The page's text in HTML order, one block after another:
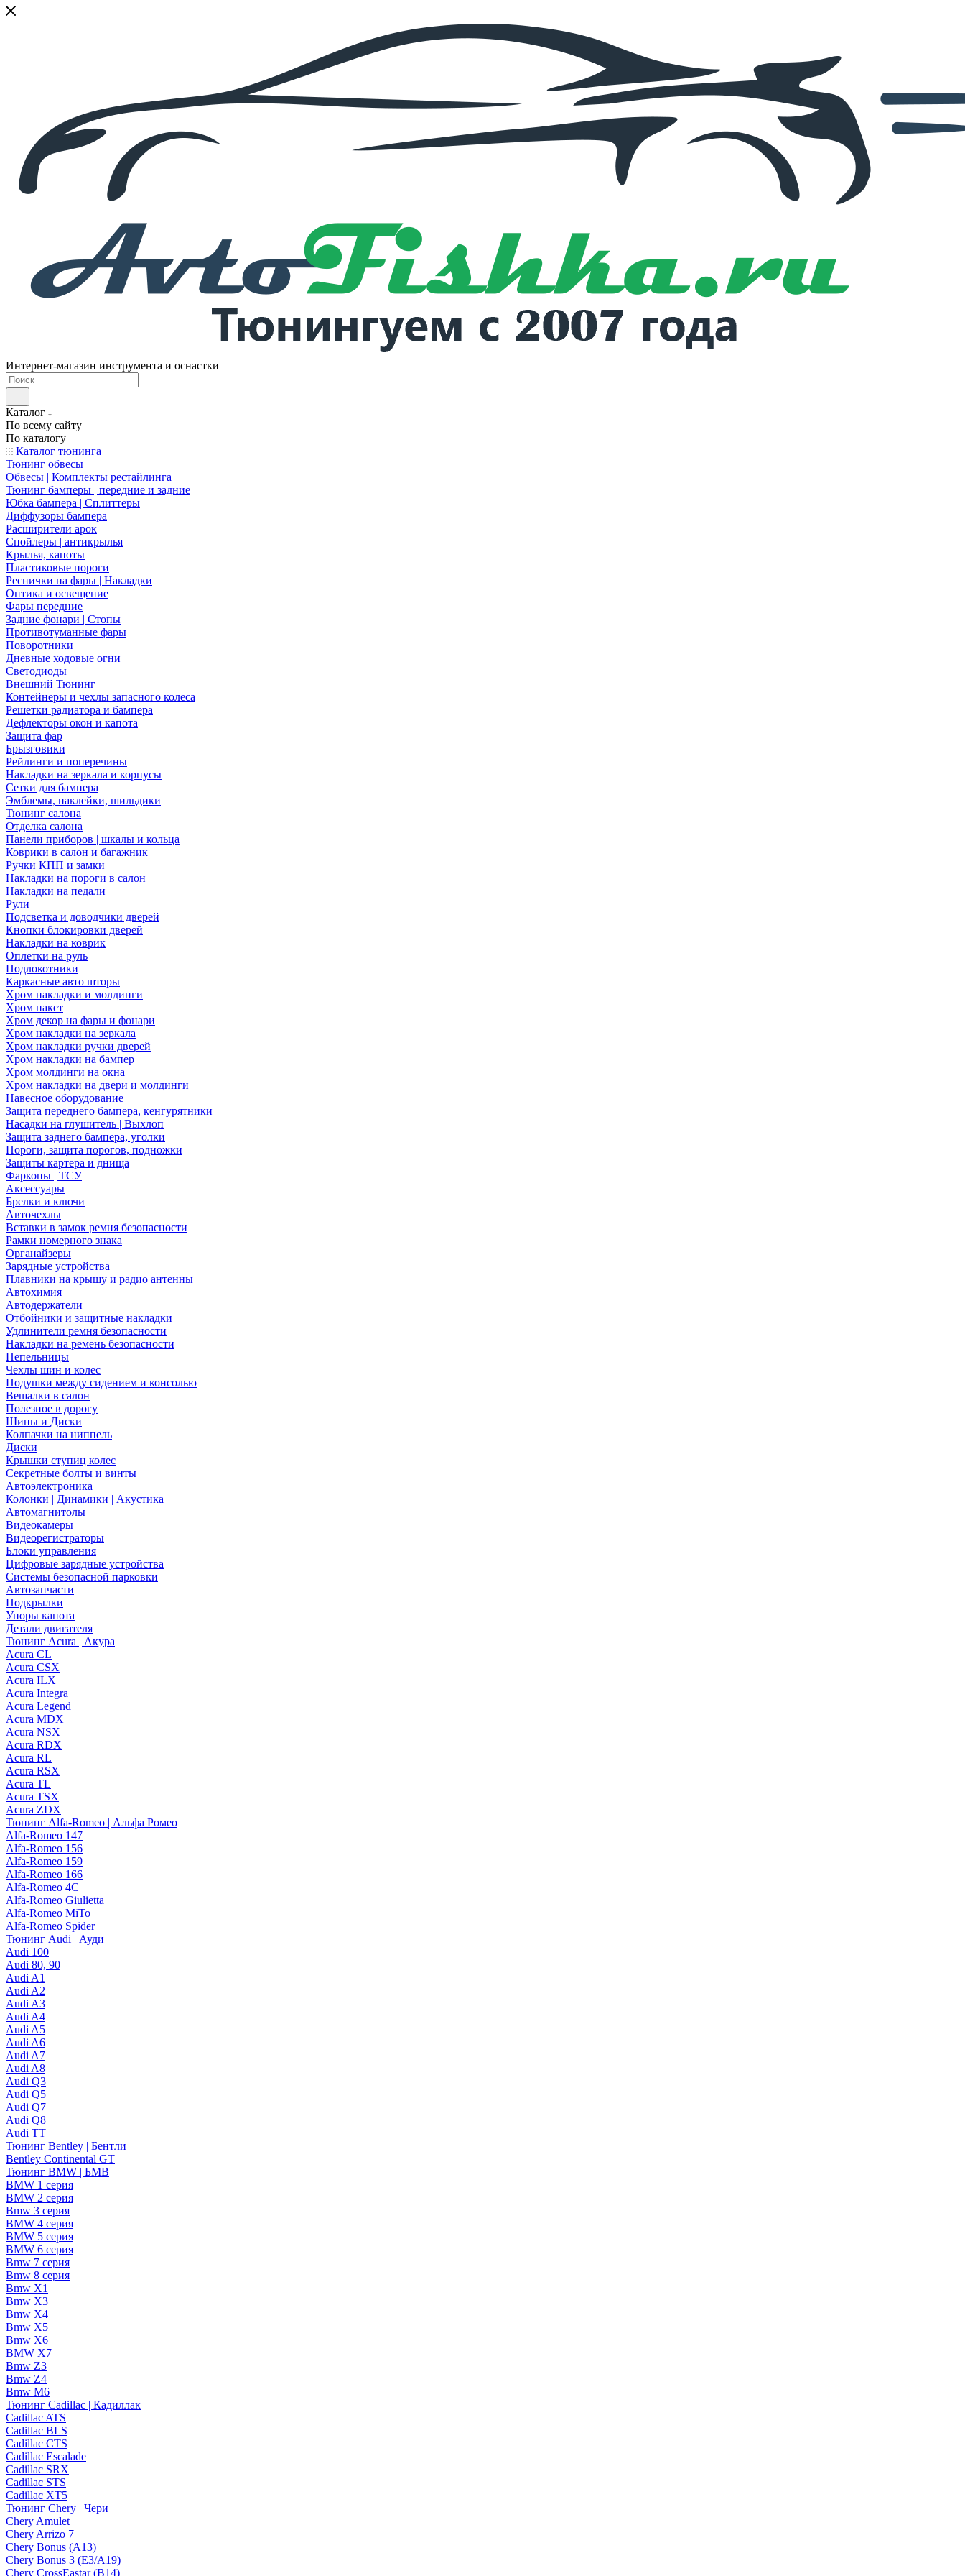
Интернет-магазин инструмента и оснастки
Каталог
По всему сайту
По каталогу
Каталог тюнинга
Тюнинг обвесы
Обвесы | Комплекты рестайлинга
Тюнинг бамперы | передние и задние
Юбка бампера | Сплиттеры
Диффузоры бампера
Расширители арок
Спойлеры | антикрылья
Крылья, капоты
Пластиковые пороги
Реснички на фары | Накладки
Оптика и освещение
Фары передние
Задние фонари | Стопы
Противотуманные фары
Поворотники
Дневные ходовые огни
Светодиоды
Внешний Тюнинг
Контейнеры и чехлы запасного колеса
Решетки радиатора и бампера
Дефлекторы окон и капота
Защита фар
Брызговики
Рейлинги и поперечины
Накладки на зеркала и корпусы
Сетки для бампера
Эмблемы, наклейки, шильдики
Тюнинг салона
Отделка салона
Панели приборов | шкалы и кольца
Коврики в салон и багажник
Ручки КПП и замки
Накладки на пороги в салон
Накладки на педали
Рули
Подсветка и доводчики дверей
Кнопки блокировки дверей
Накладки на коврик
Оплетки на руль
Подлокотники
Каркасные авто шторы
Хром накладки и молдинги
Хром пакет
Хром декор на фары и фонари
Хром накладки на зеркала
Хром накладки ручки дверей
Хром накладки на бампер
Хром молдинги на окна
Хром накладки на двери и молдинги
Навесное оборудование
Защита переднего бампера, кенгурятники
Насадки на глушитель | Выхлоп
Защита заднего бампера, уголки
Пороги, защита порогов, подножки
Защиты картера и днища
Фаркопы | ТСУ
Аксессуары
Брелки и ключи
Авточехлы
Вставки в замок ремня безопасности
Рамки номерного знака
Органайзеры
Зарядные устройства
Плавники на крышу и радио антенны
Автохимия
Автодержатели
Отбойники и защитные накладки
Удлинители ремня безопасности
Накладки на ремень безопасности
Пепельницы
Чехлы шин и колес
Подушки между сидением и консолью
Вешалки в салон
Полезное в дорогу
Шины и Диски
Колпачки на ниппель
Диски
Крышки ступиц колес
Секретные болты и винты
Автоэлектроника
Колонки | Динамики | Акустика
Автомагнитолы
Видеокамеры
Видеорегистраторы
Блоки управления
Цифровые зарядные устройства
Системы безопасной парковки
Автозапчасти
Подкрылки
Упоры капота
Детали двигателя
Тюнинг Acura | Акура
Acura CL
Acura CSX
Acura ILX
Acura Integra
Acura Legend
Acura MDX
Acura NSX
Acura RDX
Acura RL
Acura RSX
Acura TL
Acura TSX
Acura ZDX
Тюнинг Alfa-Romeo | Альфа Ромео
Alfa-Romeo 147
Alfa-Romeo 156
Alfa-Romeo 159
Alfa-Romeo 166
Alfa-Romeo 4C
Alfa-Romeo Giulietta
Alfa-Romeo MiTo
Alfa-Romeo Spider
Тюнинг Audi | Ауди
Audi 100
Audi 80, 90
Audi A1
Audi A2
Audi A3
Audi A4
Audi A5
Audi A6
Audi A7
Audi A8
Audi Q3
Audi Q5
Audi Q7
Audi Q8
Audi TT
Тюнинг Bentley | Бентли
Bentley Continental GT
Тюнинг BMW | БМВ
BMW 1 серия
BMW 2 серия
Bmw 3 серия
BMW 4 серия
BMW 5 серия
BMW 6 серия
Bmw 7 серия
Bmw 8 серия
Bmw X1
Bmw X3
Bmw X4
Bmw X5
Bmw X6
BMW X7
Bmw Z3
Bmw Z4
Bmw М6
Тюнинг Cadillac | Кадиллак
Cadillac ATS
Cadillac BLS
Cadillac CTS
Cadillac Escalade
Cadillac SRX
Cadillac STS
Cadillac XT5
Тюнинг Chery | Чери
Chery Amulet
Chery Arrizo 7
Chery Bonus (A13)
Chery Bonus 3 (E3/A19)
Chery CrossEastar (B14)